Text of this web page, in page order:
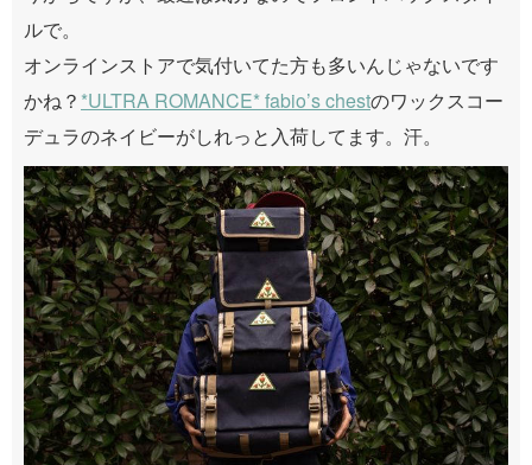
ルで。
オンラインストアで気付いてた方も多いんじゃないです
かね？ *ULTRA ROMANCE* fabio’s chestのワックスコー
デュラのネイビーがしれっと入荷してます。汗。